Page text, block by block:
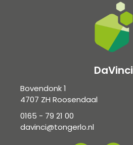
DaVinci
Bovendonk 1
4707 ZH Roosendaal
0165 - 79 21 00
davinci@tongerlo.nl